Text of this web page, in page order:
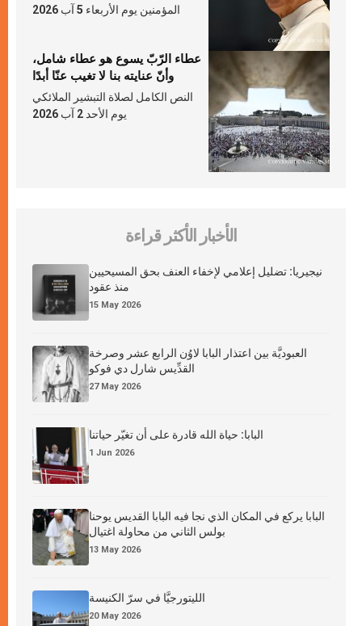
المؤمنين يوم الأربعاء 5 آب 2026
عطاء الرّبّ يسوع هو عطاء شامل،
وأنّ عنايته بنا لا تغيب عنّا أبدًا
النص الكامل لصلاة التبشير الملائكي
يوم الأحد 2 آب 2026
الأخبار الأكثر قراءة
نيجيريا: تضليل إعلامي لإخفاء العنف بحق المسيحيين
منذ عقود
15 May 2026
العبوديَّة بين اعتذار البابا لاوُن الرابع عشر وصرخة
القدِّيس شارل دي فوكو
27 May 2026
البابا: حياة الله قادرة على أن تغيّر حياتنا
1 Jun 2026
البابا يركع في المكان الذي نجا فيه البابا القديس يوحنا
بولس الثاني من محاولة اغتيال
13 May 2026
الليتورجيَّا في سرّ الكنيسة
20 May 2026